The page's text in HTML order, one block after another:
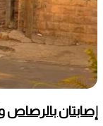
إصابتان بالرصاص